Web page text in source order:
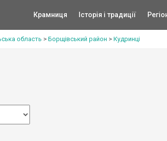
Крамниця Історія і традиції
область > Борщівський район > Кудринці